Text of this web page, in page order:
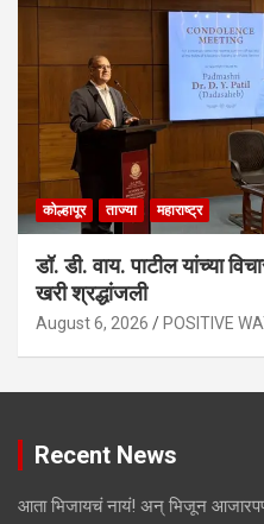
कोल्हापूर ताज्या महाराष्ट्र
डॉ. डी. वाय. पाटील यांच्या
खरी श्रद्धांजली
August 6, 2026 POSITIVE
Recent News
आता भिजायचं नायं! अन् भिजून